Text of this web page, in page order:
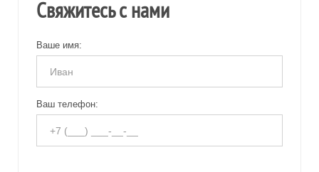
Свяжитесь с нами
Ваше имя:
Ваш телефон: